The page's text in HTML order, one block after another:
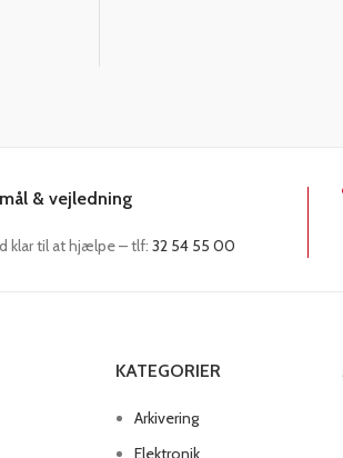
& vejledning
klar til at hjælpe – tlf:32 54 55 00
KATEGORIER
Arkivering
Elektronik